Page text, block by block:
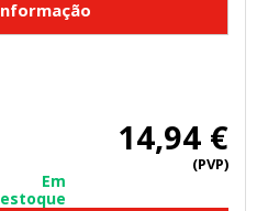
14,94 €
(PVP)
Em
estoque